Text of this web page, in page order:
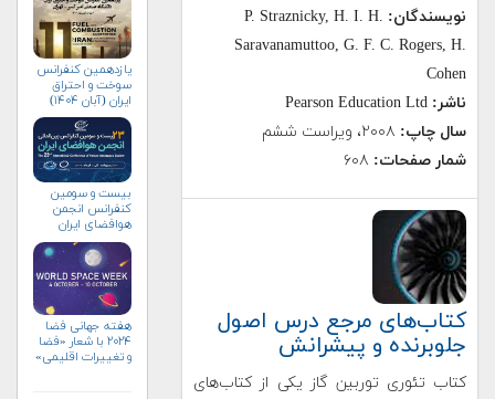
نویسندگان: P. Straznicky, H. I. H.
Saravanamuttoo, G. F. C. Rogers, H.
Cohen
ناشر:
سال چاپ:
شمار صفحات:
کتاب‌های مرجع درس اصول
جلوبرنده و پیشرانش
کتاب تئوری توربین گاز یکی از کتاب‌های
یازدهمین کنفرانس
سوخت و احتراق
ایران (آبان‌ ۱۴۰۴)
بیست و سومین
کنفرانس انجمن
هوافضای ايران
هفته جهانی فضا
۲۰۲۴ با شعار «فضا
و تغییرات اقلیمی»